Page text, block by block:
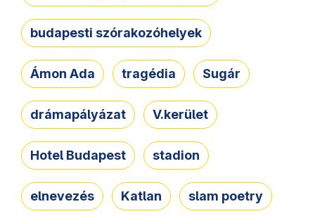
budapesti szórakozóhelyek
Ámon Ada tragédia Sugár
drámapályázat V.kerület
Hotel Budapest stadion
elnevezés Katlan slam poetry